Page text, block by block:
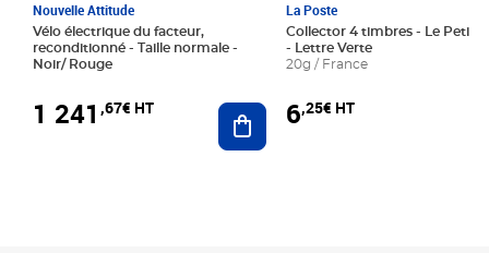
Nouvelle Attitude
Vélo électrique du facteur,
reconditionné - Taille normale -
Noir/ Rouge
1 241 ,67€ HT Ajouter au panier
La Poste
Collector 4 timbres - Le Petit
- Lettre Verte
20g / France
6,25€ HT